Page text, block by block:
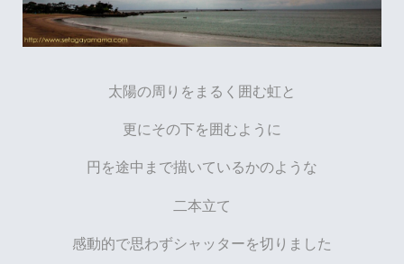
太陽の周りをまるく囲む虹と
更にその下を囲むように
円を途中まで描いているかのような
二本立て
感動的で思わずシャッターを切りました